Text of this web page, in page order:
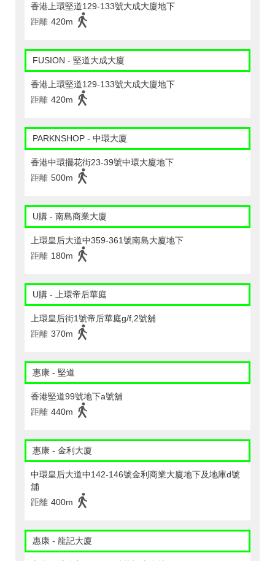
香港上環堅道129-133號大成大廈地下
距離 420m
FUSION - 堅道大成大廈
香港上環堅道129-133號大成大廈地下
距離 420m
PARKNSHOP - 中環大廈
香港中環擺花街23-39號中環大廈地下
距離 500m
U購 - 南島商業大廈
上環皇后大道中359-361號南島大廈地下
距離 180m
U購 - 上環帝后華庭
上環皇后街1號帝后華庭g/f,2號舖
距離 370m
惠康 - 堅道
香港堅道99號地下a號舖
距離 440m
惠康 - 金利大廈
中環皇后大道中142-146號金利商業大廈地下及地庫d號
舖
距離 400m
惠康 - 龍記大廈